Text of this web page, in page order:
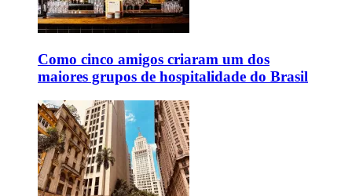
Como cinco amigos criaram um dos
maiores grupos de hospitalidade do Brasil